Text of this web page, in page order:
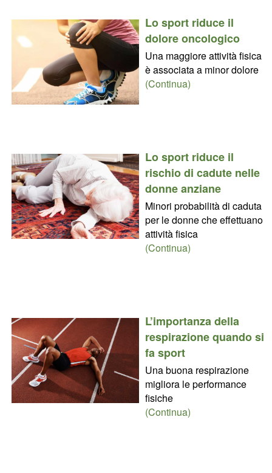
Lo sport riduce il
dolore oncologico
Una maggiore attività fisica
è associata a minor dolore
(Continua)
Lo sport riduce il
rischio di cadute nelle
donne anziane
Minori probabilità di caduta
per le donne che effettuano
attività fisica
(Continua)
L’importanza della
respirazione quando si
fa sport
Una buona respirazione
migliora le performance
fisiche
(Continua)